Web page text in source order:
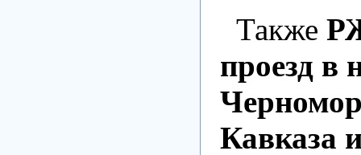
Также
проезд в
Кавказа